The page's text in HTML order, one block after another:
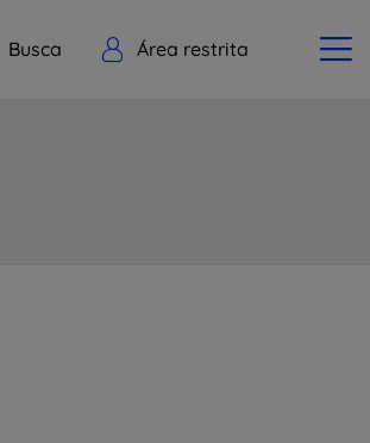
Busca Área restrita